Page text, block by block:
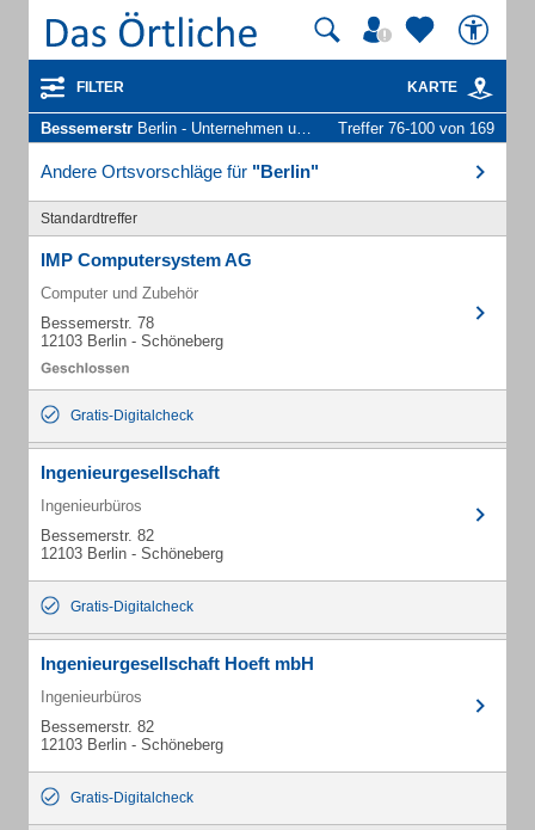
FILTER KARTE
Bessemerstr Berlin - Unternehmen und Personen Treffer 76-100 von 169
Andere Ortsvorschläge für "Berlin"
Standardtreffer
IMP Computersystem AG
Computer und Zubehör
Bessemerstr. 78
12103 Berlin - Schöneberg
Gratis-Digitalcheck
Ingenieurgesellschaft
Ingenieurbüros
Bessemerstr. 82
12103 Berlin - Schöneberg
Gratis-Digitalcheck
Ingenieurgesellschaft Hoeft mbH
Ingenieurbüros
Bessemerstr. 82
12103 Berlin - Schöneberg
Gratis-Digitalcheck